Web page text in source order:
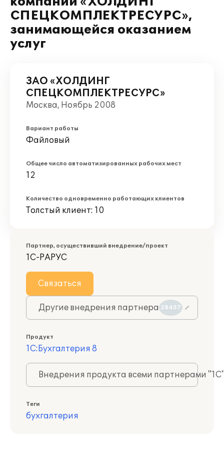
СПЕЦКОМПЛЕКТРЕСУРС»,
занимающейся оказанием
услуг
ЗАО «ХОЛДИНГ
СПЕЦКОМПЛЕКТРЕСУРС»
Москва, Ноябрь 2008
Вариант работы
Файловый
Общее число автоматизированных рабочих мест
12
Количество одновременно работающих клиентов
Толстый клиент: 10
Партнер, осуществивший внедрение/проект
1С-РАРУС
Связаться
Другие внедрения партнера 28457
Продукт
1С:Бухгалтерия 8
Внедрения продукта всеми партнерами
Теги
бухгалтерия